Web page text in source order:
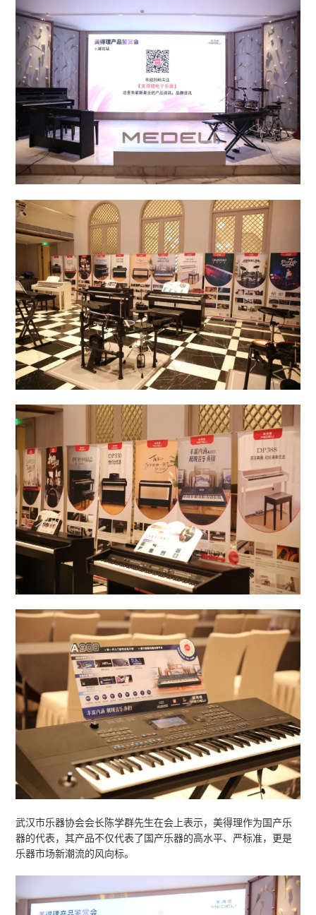
本次产品鉴赏会，除了有美得理的新款旗舰产
MZ928，还有新上市的SP-C120，以及
A900，A2000等多款热门产品亮相。